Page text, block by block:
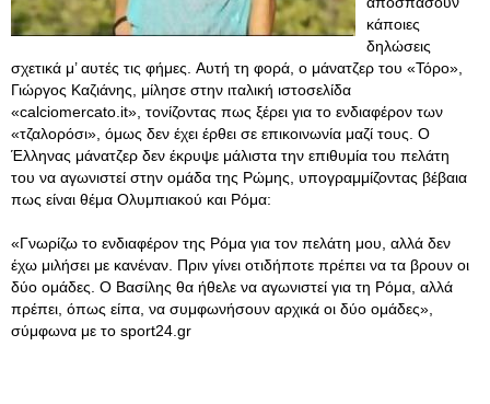
κάποιες
δηλώσεις
σχετικά μ’ αυτές τις φήμες. Αυτή τη φορά, ο μάνατζερ του «Τόρο»,
Γιώργος Καζιάνης, μίλησε στην ιταλική ιστοσελίδα
«calciomercato.it», τονίζοντας πως ξέρει για το ενδιαφέρον των
«τζαλορόσι», όμως δεν έχει έρθει σε επικοινωνία μαζί τους. Ο
Έλληνας μάνατζερ δεν έκρυψε μάλιστα την επιθυμία του πελάτη
του να αγωνιστεί στην ομάδα της Ρώμης, υπογραμμίζοντας βέβαια
πως είναι θέμα Ολυμπιακού και Ρόμα:
«Γνωρίζω το ενδιαφέρον της Ρόμα για τον πελάτη μου, αλλά δεν
έχω μιλήσει με κανέναν. Πριν γίνει οτιδήποτε πρέπει να τα βρουν οι
δύο ομάδες. Ο Βασίλης θα ήθελε να αγωνιστεί για τη Ρόμα, αλλά
πρέπει, όπως είπα, να συμφωνήσουν αρχικά οι δύο ομάδες»,
σύμφωνα με το sport24.gr